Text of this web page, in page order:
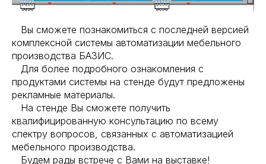
Вы сможете познакомиться с последней версией
комплексной системы автоматизации мебельного
производства БАЗИС.
Для более подробного ознакомления с
продуктами системы на стенде будут предложены
рекламные материалы.
На стенде Вы сможете получить
квалифицированную консультацию по всему
спектру вопросов, связанных с автоматизацией
мебельного производства.
Будем рады встрече с Вами на выставке!